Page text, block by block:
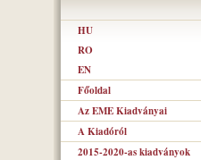
HU
RO
EN
Főoldal
Az EME Kiadványai
A Kiadóról
2015-2020-as kiadványok